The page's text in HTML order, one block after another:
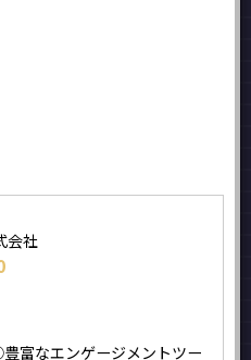
会社
富なエンゲージメントツー